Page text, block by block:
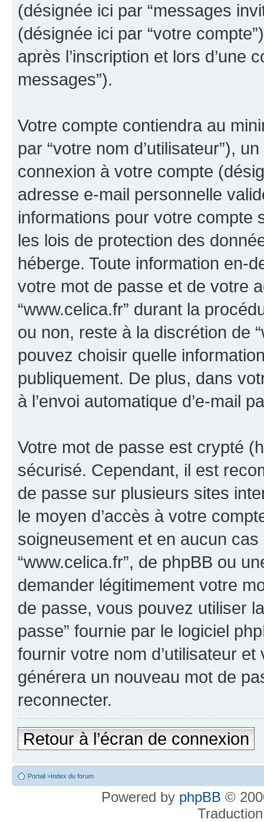
(désignée ici par “messages
(désignée ici par “votre
après l’inscription et lors d’une
messages”).
Votre compte contiendra au
par “votre nom d’utilisateur”),
connexion à votre compte
adresse e-mail personnelle
informations pour votre compte
les lois de protection des
héberge. Toute information en-
votre mot de passe et de votre
“www.celica.fr” durant la
ou non, reste à la discrétion de
pouvez choisir quelle
publiquement. De plus, dans
à l’envoi automatique d’e-mail
Votre mot de passe est crypté
sécurisé. Cependant, il est
de passe sur plusieurs sites
le moyen d’accès à votre
soigneusement et en aucun
“www.celica.fr”, de phpBB ou
demander légitimement votre
de passe, vous pouvez utiliser
passe” fournie par le logiciel
fournir votre nom d’utilisateur
générera un nouveau mot de
reconnecter.
Retour à l’écran de connexion
Portail »Index du forum
Powered by phpBB ©